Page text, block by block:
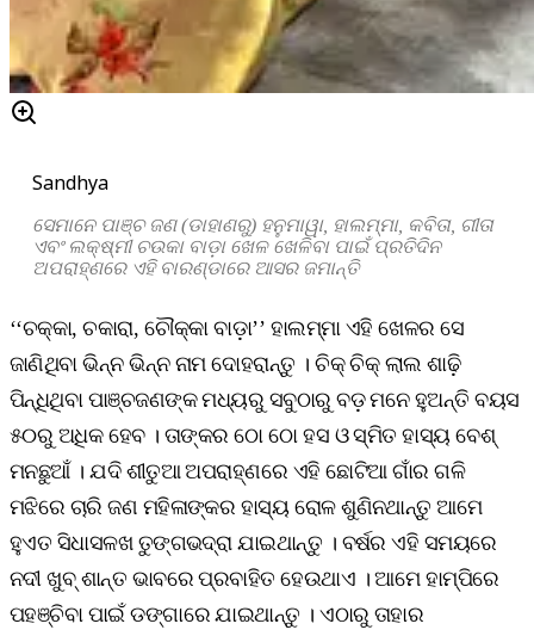
Sandhya
ସେମାନେ ପାଞ୍ଚ ଜଣ (ଡାହାଣରୁ) ହନୁମାୱା, ହାଲମ୍ମା, କବିତା, ଗୀତା
ଏବଂ ଲକ୍ଷ୍ମୀ ଚଉକା ବାଡ଼ା ଖେଳ ଖେଳିବା ପାଇଁ ପ୍ରତିଦିନ
ଅପରାହ୍ଣରେ ଏହି ବାରଣ୍ଡାରେ ଆସର ଜମାନ୍ତି
‘‘ଚକ୍କା, ଚକାରା, ଚୌକ୍କା ବାଡ଼ା’’ ହାଲମ୍ମା ଏହି ଖେଳର ସେ
ଜାଣିଥିବା ଭିନ୍ନ ଭିନ୍ନ ନାମ ଦୋହରାନ୍ତୁ । ଚିକ୍ ଚିକ୍ ଲାଲ ଶାଢ଼ି
ପିନ୍ଧିଥିବା ପାଞ୍ଚଜଣଙ୍କ ମଧ୍ୟରୁ ସବୁଠାରୁ ବଡ଼ ମନେ ହୁଅନ୍ତି ବୟସ
୫୦ରୁ ଅଧିକ ହେବ । ତାଙ୍କର ଠୋ ଠୋ ହସ ଓ ସ୍ମିତ ହାସ୍ୟ ବେଶ୍
ମନଛୁଆଁ । ଯଦି ଶୀତୁଆ ଅପରାହ୍ଣରେ ଏହି ଛୋଟିଆ ଗାଁର ଗଳି
ମଝିରେ ଚାରି ଜଣ ମହିଳାଙ୍କର ହାସ୍ୟ ରୋଳ ଶୁଣିନଥାନ୍ତୁ ଆମେ
ହୁଏତ ସିଧାସଳଖ ତୁଙ୍ଗଭଦ୍ରା ଯାଇଥାନ୍ତୁ । ବର୍ଷର ଏହି ସମୟରେ
ନଦୀ ଖୁବ୍ ଶାନ୍ତ ଭାବରେ ପ୍ରବାହିତ ହେଉଥାଏ । ଆମେ ହାମ୍ପିରେ
ପହଞ୍ଚିବା ପାଇଁ ଡଙ୍ଗାରେ ଯାଇଥାନ୍ତୁ । ଏଠାରୁ ତାହାର